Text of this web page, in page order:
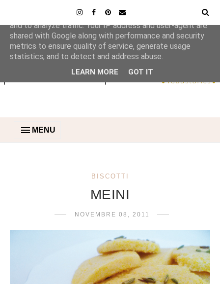
MENU
BISCOTTI
MEINI
NOVEMBRE 08, 2011
This site uses cookies from Google to deliver its services
and to analyze traffic. Your IP address and user-agent are
shared with Google along with performance and security
metrics to ensure quality of service, generate usage
statistics, and to detect and address abuse.
LEARN MORE GOT IT